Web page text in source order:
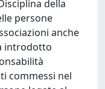
della
persone
anche
introdotto
commessi nel